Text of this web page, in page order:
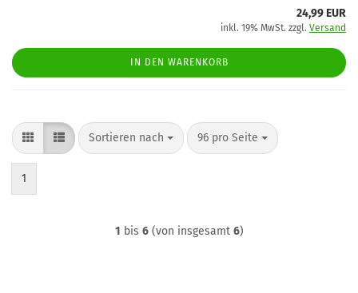
24,99 EUR
inkl. 19% MwSt. zzgl. Versand
IN DEN WARENKORB
Sortieren nach
Sortieren nach 96 pro Seite
pro Seite
1
1 bis 6(von insgesamt 6)